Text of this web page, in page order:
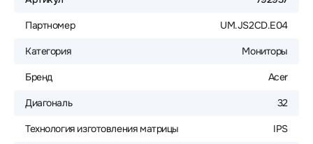
Партномер UM.JS2CD.E04
Категория Мониторы
Бренд Acer
Диагональ 32
Технология изготовления матрицы IPS